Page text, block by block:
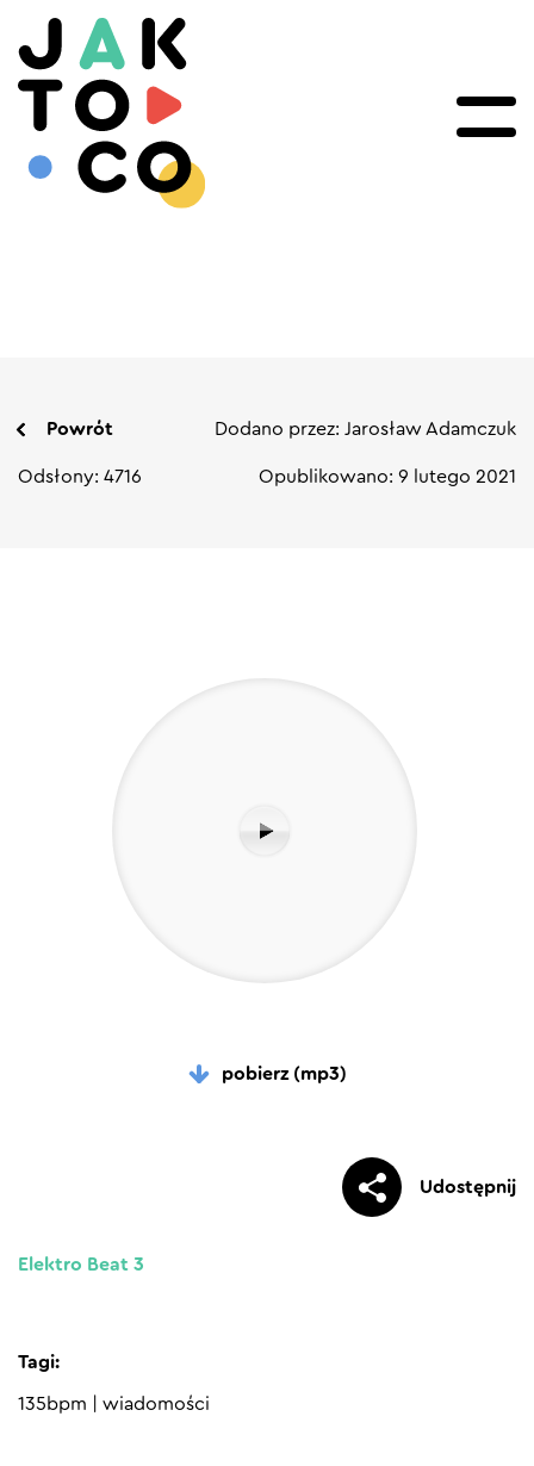
Powrót Dodano przez: Jarosław Adamczuk
Odsłony: 4716 Opublikowano: 9 lutego 2021
pobierz (mp3)
Udostępnij
Elektro Beat 3
Tagi:
135bpm wiadomości